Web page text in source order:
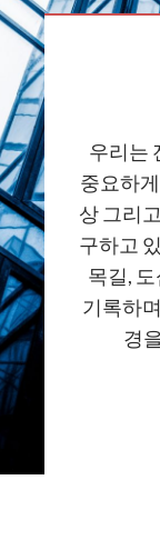
우리는
중요하
상 그리
구하고
목길,
기록하
경